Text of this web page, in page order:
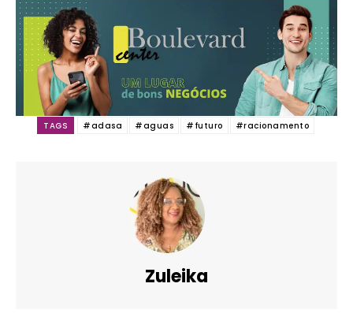
TAGS #adasa #aguas #futuro #racionamento
Zuleika